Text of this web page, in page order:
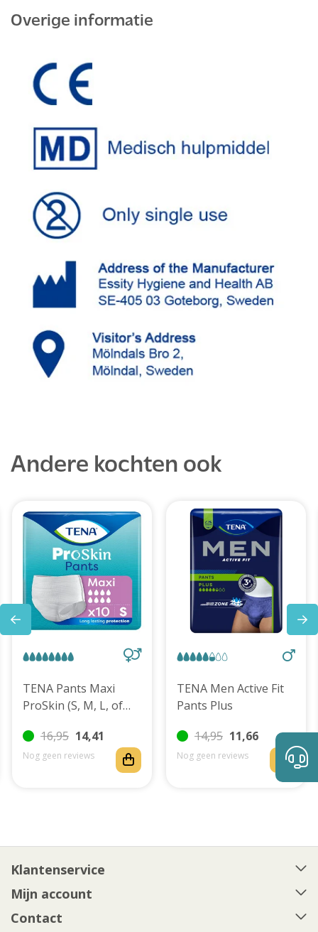
Overige informatie
Andere kochten ook
TENA Pants Maxi
ProSkin (S, M, L, of
16,95 14,41
Nog geen reviews
TENA Men Active Fit
Pants Plus
14,95 11,66
Nog geen reviews
Klantenservice
Mijn account
Contact